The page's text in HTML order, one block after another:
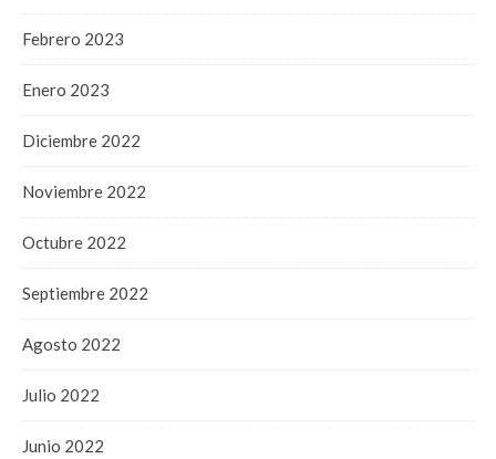
Febrero 2023
Enero 2023
Diciembre 2022
Noviembre 2022
Octubre 2022
Septiembre 2022
Agosto 2022
Julio 2022
Junio 2022